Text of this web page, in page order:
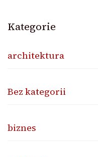
Kategorie
architektura
Bez kategorii
biznes